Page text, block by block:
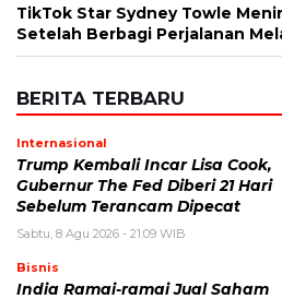
TikTok Star Sydney Towle
Setelah Berbagi Perjalanan
BERITA TERBARU
Internasional
Trump Kembali Incar Lisa Cook,
Gubernur The Fed Diberi 21 Hari
Sebelum Terancam Dipecat
Sabtu, 8 Agu 2026 - 21:09 WIB
Bisnis
India Ramai-ramai Jual Saham